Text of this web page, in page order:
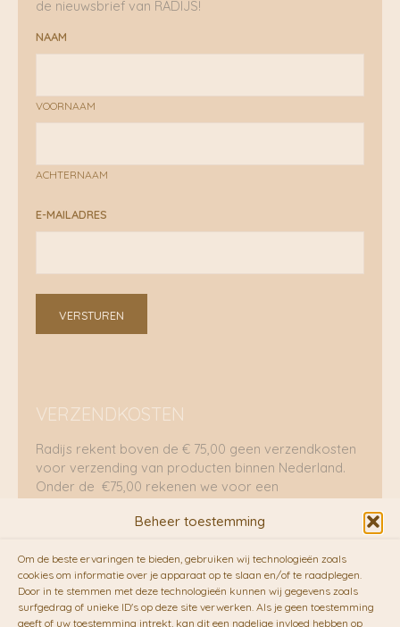
Beheer toestemming
Om de beste ervaringen te bieden, gebruiken wij technologieën zoals
cookies om informatie over je apparaat op te slaan en/of te raadplegen.
Door in te stemmen met deze technologieën kunnen wij gegevens zoals
surfgedrag of unieke ID's op deze site verwerken. Als je geen toestemming
geeft of uw toestemming intrekt, kan dit een nadelige invloed hebben op
de nieuwsbrief van RADIJS!
NAAM
VOORNAAM
ACHTERNAAM
E-MAILADRES
VERSTUREN
VERZENDKOSTEN
Radijs rekent boven de € 75,00 geen verzendkosten
voor verzending van producten binnen Nederland.
Onder de €75,00 rekenen we voor een
RADIJS werkt samen met de duurzame bezorgdienst
vanFietskoeriers.nl. Pakketten (mits voorradig) voor
10.00 uur besteld op een doordeweekse dag,